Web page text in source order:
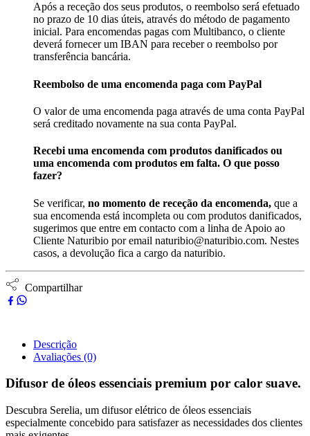
Após a receção dos seus produtos, o reembolso será efetuado
no prazo de 10 dias úteis, através do método de pagamento
inicial. Para encomendas pagas com Multibanco, o cliente
deverá fornecer um IBAN para receber o reembolso por
transferência bancária.
Reembolso de uma encomenda paga com PayPal
O valor de uma encomenda paga através de uma conta PayPal
será creditado novamente na sua conta PayPal.
Recebi uma encomenda com produtos danificados ou
uma encomenda com produtos em falta. O que posso
fazer?
Se verificar, no momento de receção da encomenda, que a
sua encomenda está incompleta ou com produtos danificados,
sugerimos que entre em contacto com a linha de Apoio ao
Cliente Naturibio por email naturibio@naturibio.com. Nestes
casos, a devolução fica a cargo da naturibio.
Compartilhar
Descrição
Avaliações (0)
Difusor de óleos essenciais premium por calor suave.
Descubra Serelia, um difusor elétrico de óleos essenciais
especialmente concebido para satisfazer as necessidades dos clientes